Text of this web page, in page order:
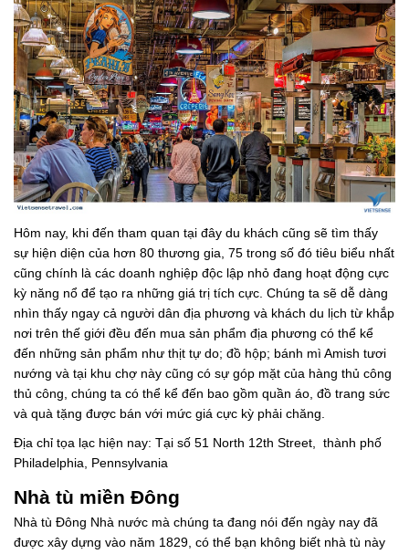
Hôm nay, khi đến tham quan tại đây du khách cũng sẽ tìm thấy
sự hiện diện của hơn 80 thương gia, 75 trong số đó tiêu biểu nhất
cũng chính là các doanh nghiệp độc lập nhỏ đang hoạt động cực
kỳ năng nổ để tạo ra những giá trị tích cực. Chúng ta sẽ dễ dàng
nhìn thấy ngay cả người dân địa phương và khách du lịch từ khắp
nơi trên thế giới đều đến mua sản phẩm địa phương có thể kể
đến những sản phẩm như thịt tự do; đồ hộp; bánh mì Amish tươi
nướng và tại khu chợ này cũng có sự góp mặt của hàng thủ công
thủ công, chúng ta có thể kể đến bao gồm quần áo, đồ trang sức
và quà tặng được bán với mức giá cực kỳ phải chăng.
Địa chỉ tọa lạc hiện nay: Tại số 51 North 12th Street, thành phố
Philadelphia, Pennsylvania
Nhà tù miền Đông
Nhà tù Đông Nhà nước mà chúng ta đang nói đến ngày nay đã
được xây dựng vào năm 1829, có thể bạn không biết nhà tù này